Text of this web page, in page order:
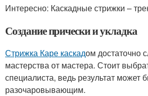
Интересно: Каскадные стрижки –
Создание прически и укладка
Стрижка Каре каскадом достаточно
мастерства от мастера. Стоит
специалиста, ведь результат может
разочаровывающим.